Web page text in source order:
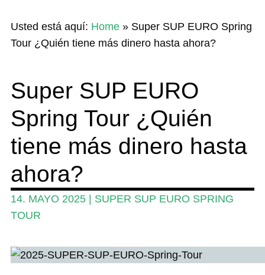
Wing y Foil
Guia
Usted está aquí: Home» Super SUP EURO Spring
Tour ¿Quién tiene más dinero hasta ahora?
Super SUP EURO
Spring Tour ¿Quién
tiene más dinero hasta
ahora?
14. MAYO 2025| SUPER SUP EURO SPRING
TOUR